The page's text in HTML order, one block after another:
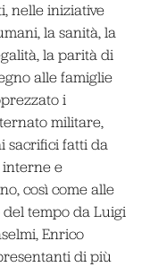
nelle iniziative
la sanità, la
la parità di
alle famiglie
i
militare,
sacrifici fatti da
e
così come alle
tempo da Luigi
Enrico
di più